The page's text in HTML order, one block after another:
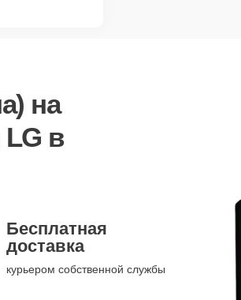
на
LG в
Бесплатная
доставка
курьером собственной службы